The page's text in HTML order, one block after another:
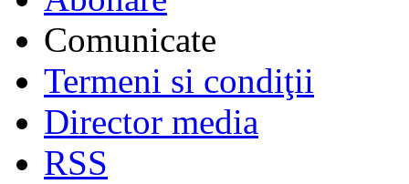
Comunicate
Termeni si condiţii
Director media
RSS